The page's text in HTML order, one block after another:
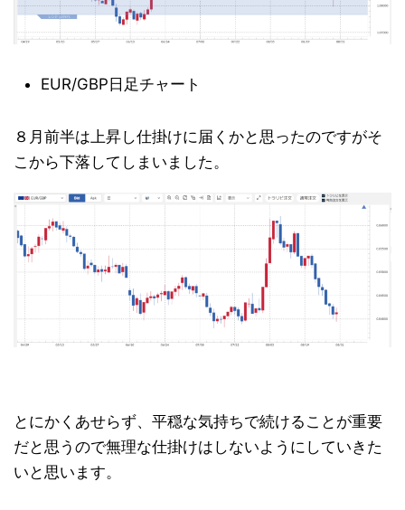
EUR/GBP日足チャート
８月前半は上昇し仕掛けに届くかと思ったのですがそ
こから下落してしまいました。
とにかくあせらず、平穏な気持ちで続けることが重要
だと思うので無理な仕掛けはしないようにしていきた
いと思います。